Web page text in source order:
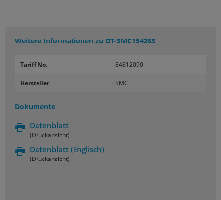
Weitere Informationen zu OT-SMC154263
Tariff No. 84812090
Hersteller SMC
Dokumente
Datenblatt
(Druckansicht)
Datenblatt (Englisch)
(Druckansicht)